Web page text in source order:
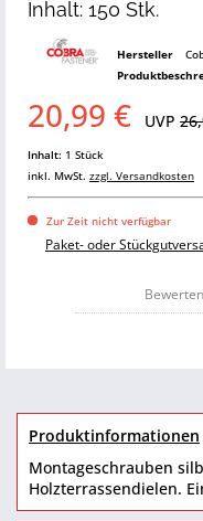
Inhalt: 150 Stk.
Hersteller
20,99 € UVP
Inhalt: 1 Stück
inkl. MwSt. zzgl. Versandkosten
Zur Zeit nicht verfügbar
Paket- oder
Bewerten
Produktinformationen
Montageschrauben
Holzterrassendielen.